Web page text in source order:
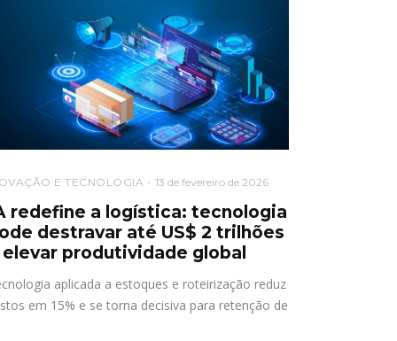
E TECNOLOGIA 13 de fevereiro de 2026
redefine a logística: tecnologia
destravar até US$ 2 trilhões
produtividade global
aplicada a estoques e roteirização reduz
em 15% e se torna decisiva para retenção de